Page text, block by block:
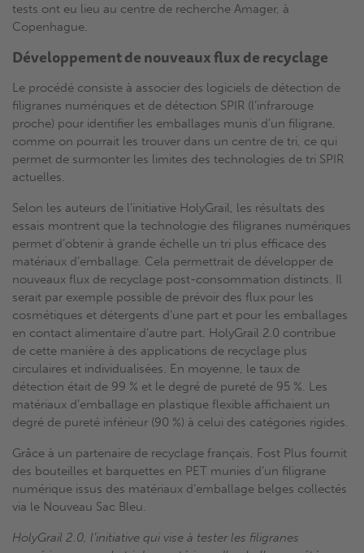
tests ont eu lieu au centre de recherche Amager, à
Copenhague.
Développement de nouveaux flux de recyclage
Le procédé consiste à associer des logiciels de détection de
filigranes numériques et de détection SPIR (l’infrarouge
proche) pour identifier les emballages munis d’un filigrane,
comme on pourrait les trouver dans un centre de tri, ce qui
permet de surmonter les limites des technologies de tri SPIR
actuelles.
Selon les auteurs de l’initiative HolyGrail, les résultats des
essais montrent que la technologie des filigranes numériques
permet d’obtenir à grande échelle un tri plus efficace des
matériaux d’emballage. Cela permettrait de développer de
nouveaux flux de recyclage post-consommation distincts. Il
serait par exemple possible de prévoir des flux pour les
cosmétiques et détergents d’une part et pour les emballages
en contact alimentaire d’autre part. HolyGrail 2.0 contribue
de cette manière à des applications de recyclage plus
circulaires et individualisées. En moyenne, le taux de
détection était de 99 % et le degré de pureté de 95 %. Les
matériaux d’emballage en plastique flexible affichaient un
degré de pureté inférieur (90 %) à celui des catégories rigides.
Grâce à un partenaire de recyclage français, Fost Plus fournit
des bouteilles et barquettes en PET munies d’un filigrane
numérique issus des matériaux d’emballage belges collectés
via le Nouveau Sac Bleu.
HolyGrail 2.0, l’initiative qui vise à tester les filigranes